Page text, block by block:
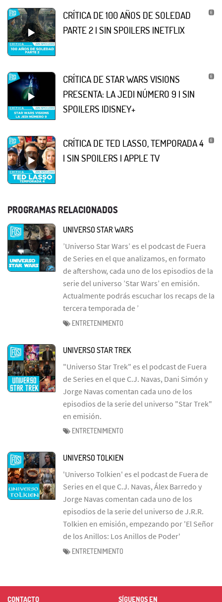
CRÍTICA DE 100 AÑOS DE SOLEDAD
PARTE 2 | SIN SPOILERS |NETFLIX
CRÍTICA DE STAR WARS VISIONS
PRESENTA: LA JEDI NÚMERO 9 | SIN
SPOILERS |DISNEY+
CRÍTICA DE TED LASSO, TEMPORADA 4
| SIN SPOILERS | APPLE TV
PROGRAMAS RELACIONADOS
UNIVERSO STAR WARS
’Universo Star Wars’ es el podcast de Fuera
de Series en el que analizamos, en formato
de aftershow, cada uno de los episodios de la
serie del universo ’Star Wars’ en emisión.
Actualmente podrás escuchar los recaps de la
tercera temporada de ’
ENTRETENIMIENTO
UNIVERSO STAR TREK
"Universo Star Trek" es el podcast de Fuera
de Series en el que C.J. Navas, Dani Simón y
Jorge Navas comentan cada uno de los
episodios de la serie del universo "Star Trek"
en emisión.
ENTRETENIMIENTO
UNIVERSO TOLKIEN
'Universo Tolkien' es el podcast de Fuera de
Series en el que C.J. Navas, Álex Barredo y
Jorge Navas comentan cada uno de los
episodios de la serie del universo de J.R.R.
Tolkien en emisión, empezando por 'El Señor
de los Anillos: Los Anillos de Poder'
ENTRETENIMIENTO
CONTACTO SÍGUENOS EN